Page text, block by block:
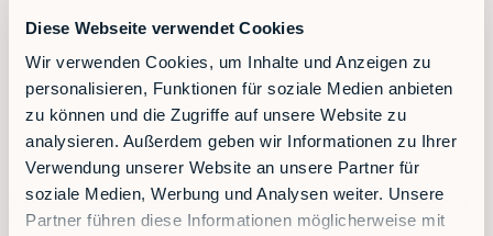
Diese Webseite verwendet Cookies
Wir verwenden Cookies, um Inhalte und Anzeigen zu
personalisieren, Funktionen für soziale Medien anbieten
zu können und die Zugriffe auf unsere Website zu
analysieren. Außerdem geben wir Informationen zu Ihrer
Verwendung unserer Website an unsere Partner für
soziale Medien, Werbung und Analysen weiter. Unsere
Partner führen diese Informationen möglicherweise mit
Materialien wie von Zauberhand von A
nach B fließen. Keine hektischen
Gabelstaplerfahrer, keine Staus in den
Gängen und keine Pausen. Das ist kein
Science-Fiction-Szenario, sondern der
Alltag mit fahrerlosen Transportsystemen
(FTS).